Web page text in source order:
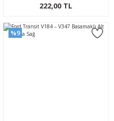
222,00 TL
%9